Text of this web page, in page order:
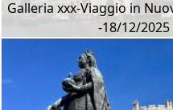
Galleria xxx-Viaggio in
-18/12/2025